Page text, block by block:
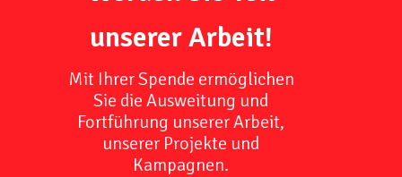
unserer Arbeit!
Mit Ihrer Spende ermöglichen
Sie die Ausweitung und
Fortführung unserer Arbeit,
unserer Projekte und
Kampagnen.